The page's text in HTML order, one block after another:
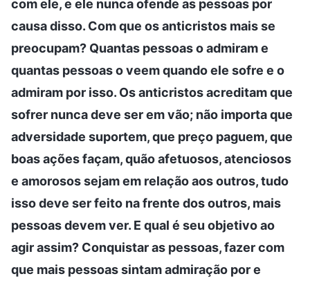
com ele, e ele nunca ofende as pessoas por
causa disso. Com que os anticristos mais se
preocupam? Quantas pessoas o admiram e
quantas pessoas o veem quando ele sofre e o
admiram por isso. Os anticristos acreditam que
sofrer nunca deve ser em vão; não importa que
adversidade suportem, que preço paguem, que
boas ações façam, quão afetuosos, atenciosos
e amorosos sejam em relação aos outros, tudo
isso deve ser feito na frente dos outros, mais
pessoas devem ver. E qual é seu objetivo ao
agir assim? Conquistar as pessoas, fazer com
que mais pessoas sintam admiração por e